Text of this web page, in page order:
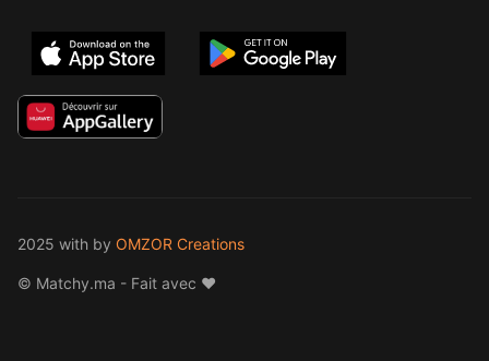
2025 with by OMZOR Creations
© Matchy.ma - Fait avec ❤️